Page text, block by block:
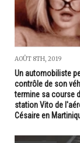
AOÛT 8TH, 2019
Un automobiliste
contrôle de son
termine sa course
station Vito de
Césaire en